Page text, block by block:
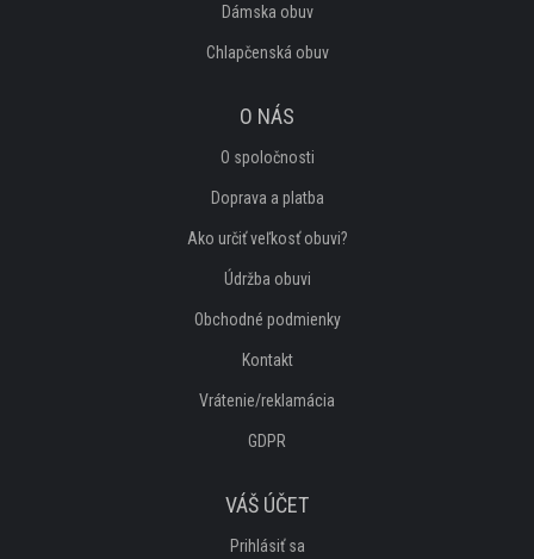
Dámska obuv
Chlapčenská obuv
O NÁS
O spoločnosti
Doprava a platba
Ako určiť veľkosť obuvi?
Údržba obuvi
Obchodné podmienky
Kontakt
Vrátenie/reklamácia
GDPR
VÁŠ ÚČET
Prihlásiť sa